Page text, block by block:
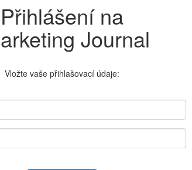
Přihlášení na
Vložte vaše přihlašovací údaje: